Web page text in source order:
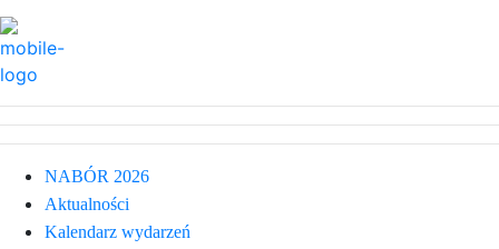
NABÓR 2026
Aktualności
Kalendarz wydarzeń